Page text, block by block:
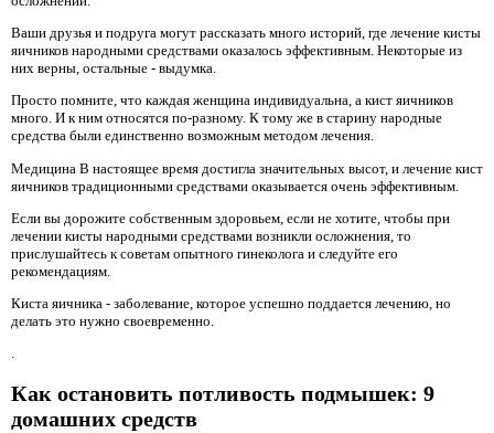
Ваши друзья и подруга могут рассказать много историй, где лечение кисты
яичников народными средствами оказалось эффективным. Некоторые из
них верны, остальные - выдумка.
Просто помните, что каждая женщина индивидуальна, а кист яичников
много. И к ним относятся по-разному. К тому же в старину народные
средства были единственно возможным методом лечения.
Медицина В настоящее время достигла значительных высот, и лечение кист
яичников традиционными средствами оказывается очень эффективным.
Если вы дорожите собственным здоровьем, если не хотите, чтобы при
лечении кисты народными средствами возникли осложнения, то
прислушайтесь к советам опытного гинеколога и следуйте его
рекомендациям.
Киста яичника - заболевание, которое успешно поддается лечению, но
делать это нужно своевременно.
.
Как остановить потливость подмышек: 9
домашних средств